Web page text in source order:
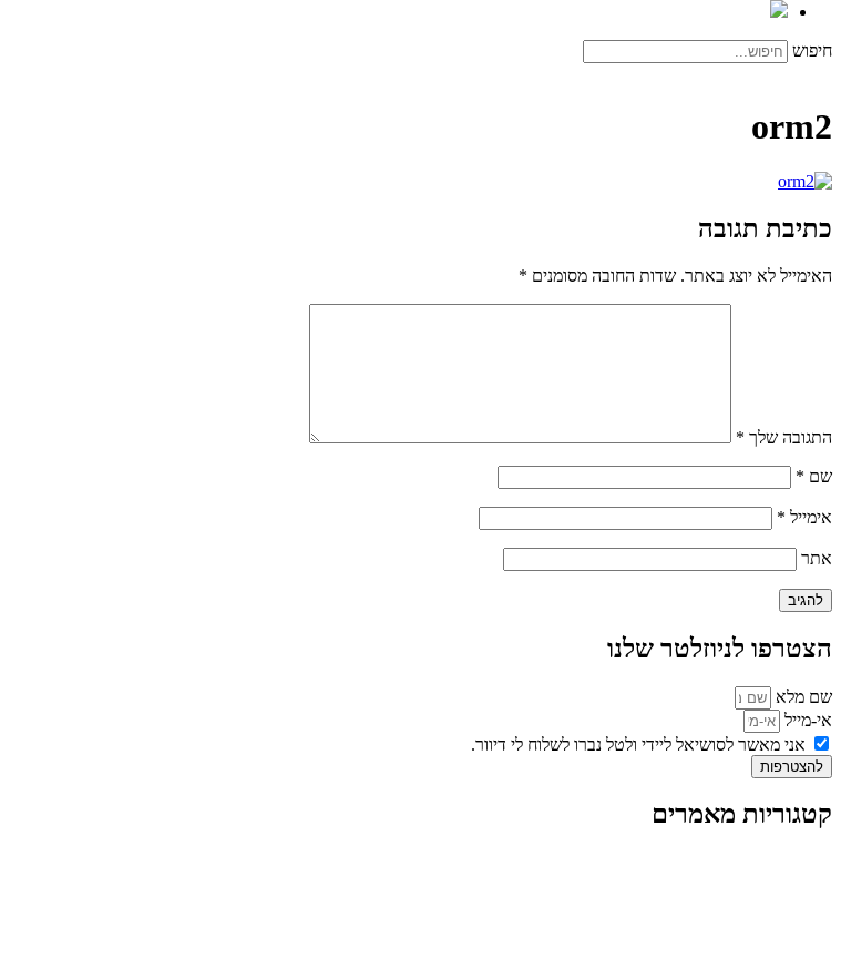
חיפוש
orm2
כתיבת תגובה
האימייל לא יוצג באתר. שדות החובה מסומנים *
התגובה שלך *
שם *
אימייל *
אתר
הצטרפו לניוזלטר שלנו
שם מלא
אי-מייל
אני מאשר לסושיאל ליידי ולטל נברו לשלוח לי דיוור.
להצטרפות
קטגוריות מאמרים